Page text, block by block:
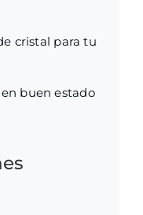
cristal para tu
buen estado